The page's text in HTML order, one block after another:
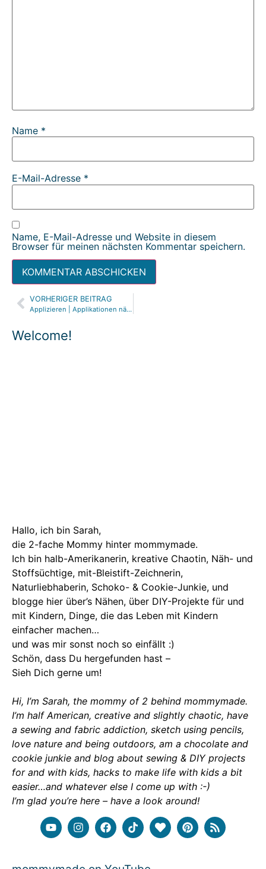
Welcome!
Hallo, ich bin Sarah,
die 2-fache Mommy hinter mommymade.
Ich bin halb-Amerikanerin, kreative Chaotin, Näh- und
Stoffsüchtige, mit-Bleistift-Zeichnerin,
Naturliebhaberin, Schoko- & Cookie-Junkie, und
blogge hier über’s Nähen, über DIY-Projekte für und
mit Kindern, Dinge, die das Leben mit Kindern
einfacher machen…
und was mir sonst noch so einfällt :)
Schön, dass Du hergefunden hast –
Sieh Dich gerne um!
Hi, I’m Sarah, the mommy of 2 behind mommymade.
I’m half American, creative and slightly chaotic, have
a sewing and fabric addiction, sketch using pencils,
love nature and being outdoors, am a chocolate and
cookie junkie and blog about sewing & DIY projects
for and with kids, hacks to make life with kids a bit
easier…and whatever else I come up with :-)
I’m glad you’re here – have a look around!
Name *
E-Mail-Adresse *
Name, E-Mail-Adresse und Website in diesem
Browser für meinen nächsten Kommentar speichern.
Alternative:
VORHERIGER BEITRAG
Applizieren | Applikationen nähen | Nähen mit Kindern | Nähen lernen